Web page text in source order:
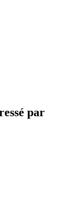
par